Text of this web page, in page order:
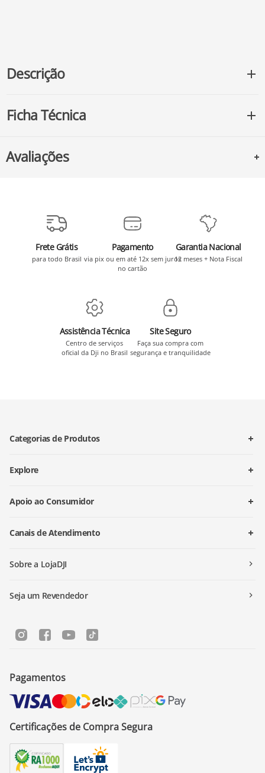
Descrição
Ficha Técnica
Avaliações
Frete Grátis
para todo Brasil
Pagamento
via pix ou em até 12x sem juros
no cartão
Garantia Nacional
12 meses + Nota Fiscal
Assistência Técnica
Centro de serviços
oficial da Dji no Brasil
Site Seguro
Faça sua compra com
segurança e tranquilidade
Categorias de Produtos
Explore
Apoio ao Consumidor
Canais de Atendimento
Sobre a LojaDJI
Seja um Revendedor
Pagamentos
Certificações de Compra Segura